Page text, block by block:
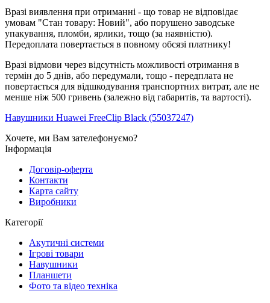
Вразі виявлення при отриманні - що товар не відповідає
умовам "Стан товару: Новий", або порушено заводське
упакування, пломби, ярлики, тощо (за наявністю).
Передоплата повертається в повному обсязі платнику!
Вразі відмови через відсутність можливості отримання в
термін до 5 днів, або передумали, тощо - передплата не
повертається для відшкодування транспортних витрат, але не
менше ніж 500 гривень (залежно від габаритів, та вартості).
Навушники Huawei FreeClip Black (55037247)
Хочете, ми Вам зателефонуємо?
Інформація
Договір-оферта
Контакти
Карта сайту
Виробники
Категорії
Акутичні системи
Ігрові товари
Навушники
Планшети
Фото та відео техніка